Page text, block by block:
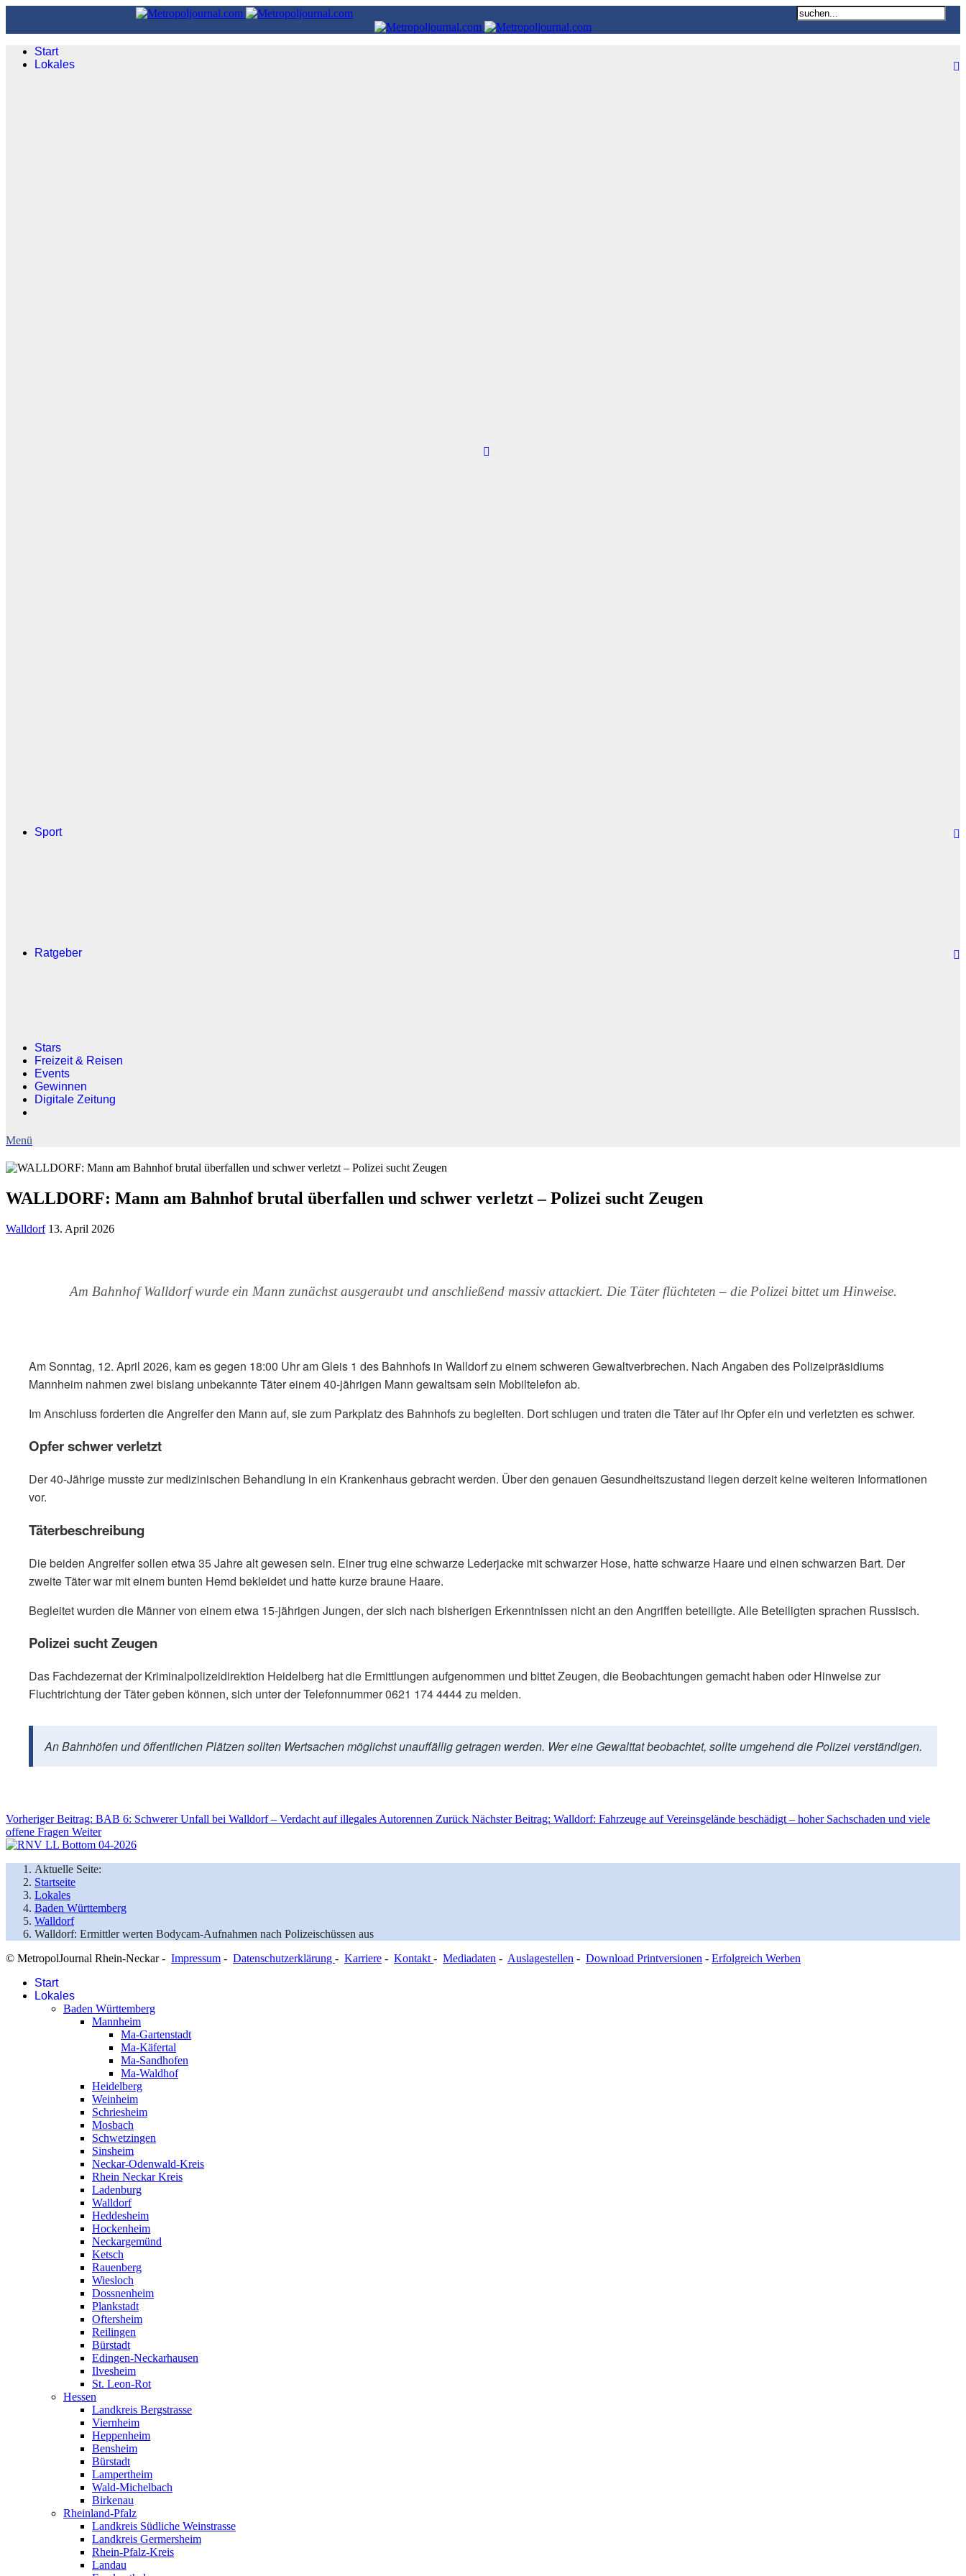
Start
Lokales
Sport
Ratgeber
Stars
Freizeit & Reisen
Events
Gewinnen
Digitale Zeitung
WALLDORF: Mann am Bahnhof brutal überfallen und schwer verletzt – Polizei sucht Zeugen
Walldorf 13. April 2026
Am Bahnhof Walldorf wurde ein Mann zunächst ausgeraubt und anschließend massiv attackiert. Die Täter flüchteten – die Polizei bittet um Hinweise.
Am Sonntag, 12. April 2026, kam es gegen 18:00 Uhr am Gleis 1 des Bahnhofs in Walldorf zu einem schweren Gewaltverbrechen. Nach Angaben des Polizeipräsidiums
Mannheim nahmen zwei bislang unbekannte Täter einem 40-jährigen Mann gewaltsam sein Mobiltelefon ab.
Im Anschluss forderten die Angreifer den Mann auf, sie zum Parkplatz des Bahnhofs zu begleiten. Dort schlugen und traten die Täter auf ihr Opfer ein und verletzten es schwer.
Opfer schwer verletzt
Der 40-Jährige musste zur medizinischen Behandlung in ein Krankenhaus gebracht werden. Über den genauen Gesundheitszustand liegen derzeit keine weiteren Informationen
vor.
Täterbeschreibung
Die beiden Angreifer sollen etwa 35 Jahre alt gewesen sein. Einer trug eine schwarze Lederjacke mit schwarzer Hose, hatte schwarze Haare und einen schwarzen Bart. Der
zweite Täter war mit einem bunten Hemd bekleidet und hatte kurze braune Haare.
Begleitet wurden die Männer von einem etwa 15-jährigen Jungen, der sich nach bisherigen Erkenntnissen nicht an den Angriffen beteiligte. Alle Beteiligten sprachen Russisch.
Polizei sucht Zeugen
Das Fachdezernat der Kriminalpolizeidirektion Heidelberg hat die Ermittlungen aufgenommen und bittet Zeugen, die Beobachtungen gemacht haben oder Hinweise zur
Fluchtrichtung der Täter geben können, sich unter der Telefonnummer 0621 174 4444 zu melden.
An Bahnhöfen und öffentlichen Plätzen sollten Wertsachen möglichst unauffällig getragen werden. Wer eine Gewalttat beobachtet, sollte umgehend die Polizei verständigen.
Vorheriger Beitrag: BAB 6: Schwerer Unfall bei Walldorf – Verdacht auf illegales Autorennen Zurück Nächster Beitrag: Walldorf: Fahrzeuge auf Vereinsgelände beschädigt – hoher Sachschaden und viele
offene Fragen Weiter
Aktuelle Seite:
Startseite
Lokales
Baden Württemberg
Walldorf
Walldorf: Ermittler werten Bodycam-Aufnahmen nach Polizeischüssen aus
© MetropolJournal Rhein-Neckar - Impressum - Datenschutzerklärung - Karriere - Kontakt - Mediadaten - Auslagestellen - Download Printversionen - Erfolgreich Werben
Start
Lokales
Baden Württemberg
Mannheim
Ma-Gartenstadt
Ma-Käfertal
Ma-Sandhofen
Ma-Waldhof
Heidelberg
Weinheim
Schriesheim
Mosbach
Schwetzingen
Sinsheim
Neckar-Odenwald-Kreis
Rhein Neckar Kreis
Ladenburg
Walldorf
Heddesheim
Hockenheim
Neckargemünd
Ketsch
Rauenberg
Wiesloch
Dossnenheim
Plankstadt
Oftersheim
Reilingen
Bürstadt
Edingen-Neckarhausen
Ilvesheim
St. Leon-Rot
Hessen
Landkreis Bergstrasse
Viernheim
Heppenheim
Bensheim
Bürstadt
Lampertheim
Wald-Michelbach
Birkenau
Rheinland-Pfalz
Landkreis Südliche Weinstrasse
Landkreis Germersheim
Rhein-Pfalz-Kreis
Landau